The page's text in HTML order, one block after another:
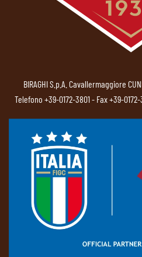
BIRAGHI S.p.A. Cavallermaggiore
Telefono +39-0172-3801- Fax +39-